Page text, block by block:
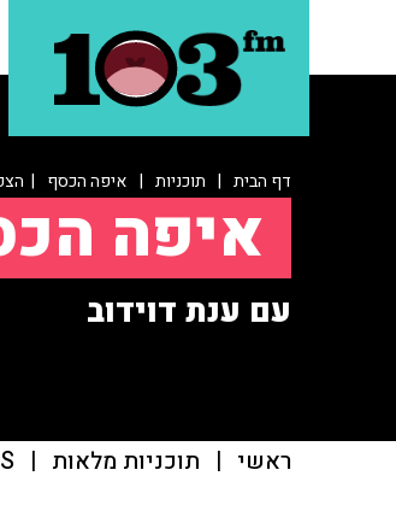
דף הבית | תוכניות | איפה הכסף |
איפה
עם ענת דוידוב
ראשי | תוכניות מלאות |